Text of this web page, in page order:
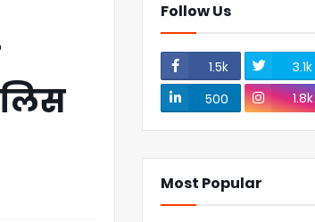
Follow Us
1.5k 3.1k
500
1.8k
Most Popular